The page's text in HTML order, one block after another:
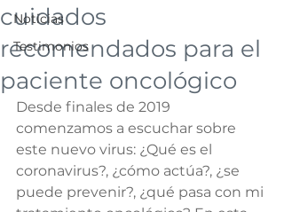
Noticias
Testimonios
cuidados
recomendados para el
paciente oncológico
Desde finales de 2019
comenzamos a escuchar sobre
este nuevo virus: ¿Qué es el
coronavirus?, ¿cómo actúa?, ¿se
puede prevenir?, ¿qué pasa con mi